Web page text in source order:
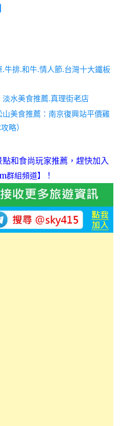
.牛排.和牛.情人節.台灣十大鐵板
淡水美食推薦.真理街老店
山美食推薦：南京復興站平價雞
略）
和食尚玩家推薦，趕快加入
群組頻道】 ！